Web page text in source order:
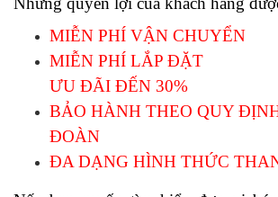
MIỄN PHÍ VẬN CHUYỂN
MIỄN PHÍ LẮP ĐẶT
ƯU ĐÃI ĐẾN 30%
BẢO HÀNH THEO QUY
ĐOÀN
ĐA DẠNG HÌNH THỨC